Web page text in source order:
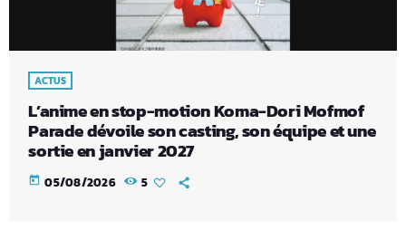
ACTUS
L’anime en stop-motion Koma-Dori Mofmof
Parade dévoile son casting, son équipe et une
sortie en janvier 2027
today 05/08/2026 5